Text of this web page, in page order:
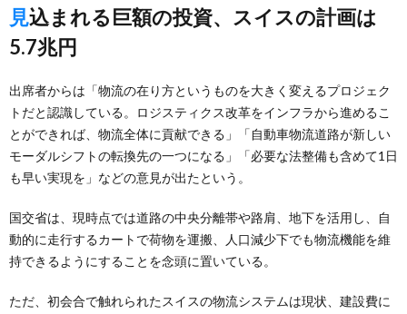
見込まれる巨額の投資、スイスの計画は
5.7兆円
出席者からは「物流の在り方というものを大きく変えるプロジェク
トだと認識している。ロジスティクス改革をインフラから進めるこ
とができれば、物流全体に貢献できる」「自動車物流道路が新しい
モーダルシフトの転換先の一つになる」「必要な法整備も含めて1日
も早い実現を」などの意見が出たという。
国交省は、現時点では道路の中央分離帯や路肩、地下を活用し、自
動的に走行するカートで荷物を運搬、人口減少下でも物流機能を維
持できるようにすることを念頭に置いている。
ただ、初会合で触れられたスイスの物流システムは現状、建設費に